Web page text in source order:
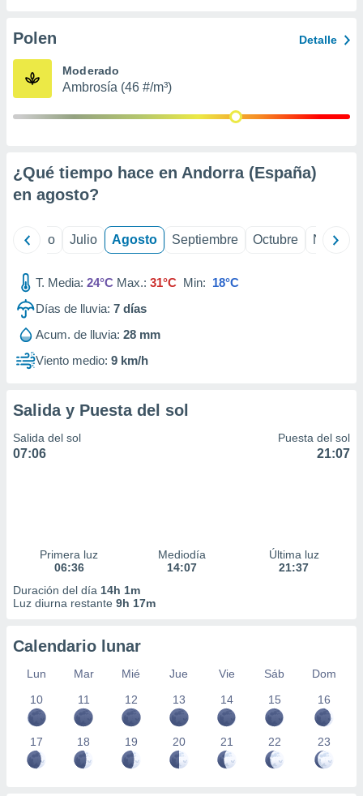
e
mediante
publicidad
publicidad
de
Polen Detalle
Moderado
Ambrosía (46 #/m³)
¿Qué tiempo hace en Andorra (España)
en agosto?
Junio Julio Agosto Septiembre Octubre
T. Media: 24°C Max.: 31°C Min: 18°C
Días de lluvia: 7 días
Acum. de lluvia: 28 mm
Viento medio: 9 km/h
Salida y Puesta del sol
Salida del sol
07:06
Puesta del sol
21:07
Primera luz
06:36
Mediodía
14:07
Última luz
21:37
Duración del día 14h 1m
Luz diurna restante 9h 17m
Calendario lunar
Lun Mar Mié Jue Vie Sáb
Dom
10
11 12 13 14 15 16
17 18 19 20 21 22 23